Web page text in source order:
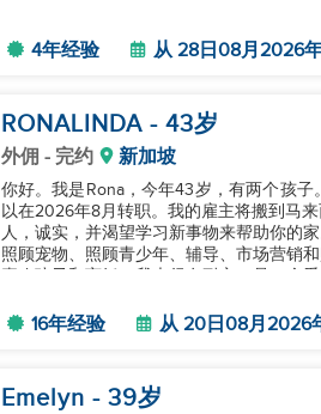
4年经验 从 28日08月2026
RONALINDA - 43岁
外佣 - 完约 新加坡
你好。我是Rona，今年43岁，有两个孩
以在2026年8月转职。我的雇主将搬到马
人，诚实，并渴望学习新事物来帮助你的
照顾宠物、照顾青少年、辅导、市场营销
16年经验 从 20日08月2026
Emelyn - 39岁